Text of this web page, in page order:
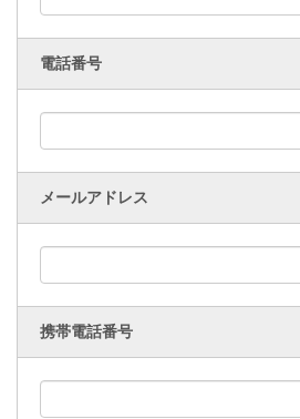
電話番号
メールアドレス
携帯電話番号